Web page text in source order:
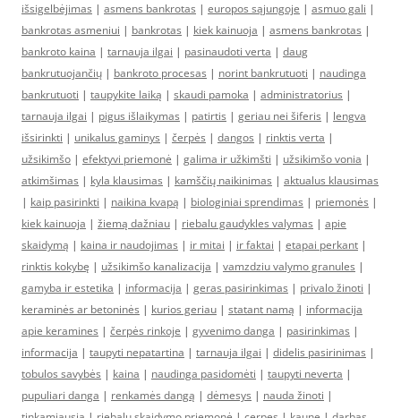
išsigelbėjimas | asmens bankrotas | europos sąjungoje | asmuo gali |
bankrotas asmeniui | bankrotas | kiek kainuoja | asmens bankrotas |
bankroto kaina | tarnauja ilgai | pasinaudoti verta | daug
bankrutuojančių | bankroto procesas | norint bankrutuoti | naudinga
bankrutuoti | taupykite laiką | skaudi pamoka | administratorius |
tarnauja ilgai | pigus išlaikymas | patirtis | geriau nei šiferis | lengva
išsirinkti | unikalus gaminys | čerpės | dangos | rinktis verta |
užsikimšo | efektyvi priemonė | galima ir užkimšti | užsikimšo vonia |
atkimšimas | kyla klausimas | kamščių naikinimas | aktualus klausimas
| kaip pasirinkti | naikina kvapą | biologiniai sprendimas | priemonės |
kiek kainuoja | žiemą dažniau | riebalu gaudykles valymas | apie
skaidymą | kaina ir naudojimas | ir mitai | ir faktai | etapai perkant |
rinktis kokybę | užsikimšo kanalizacija | vamzdziu valymo granules |
gamyba ir estetika | informacija | geras pasirinkimas | privalo žinoti |
keraminės ar betoninės | kurios geriau | statant namą | informacija
apie keramines | čerpės rinkoje | gyvenimo danga | pasirinkimas |
informacija | taupyti nepatartina | tarnauja ilgai | didelis pasirinimas |
tobulos savybės | kaina | naudinga pasidomėti | taupyti neverta |
pupuliari danga | renkamės dangą | dėmesys | nauda žinoti |